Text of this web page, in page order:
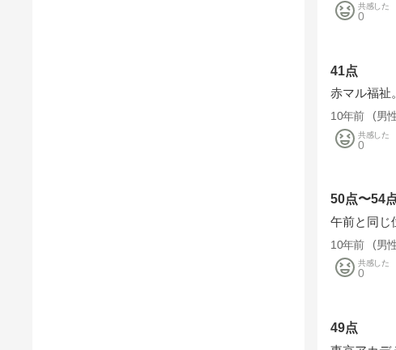
共感した
0
41点
赤マル福祉
10年前 男
共感した
0
50点〜54
午前と同じ
10年前 男
共感した
0
49点